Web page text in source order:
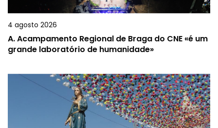
4 agosto 2026
A.Acampamento Regional de Braga do CNE «é um
grande laboratório de humanidade»